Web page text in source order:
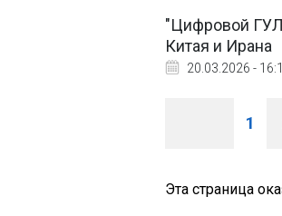
"Цифровой
Китая и Ирана
20.03.2026 -
1
Эта страница